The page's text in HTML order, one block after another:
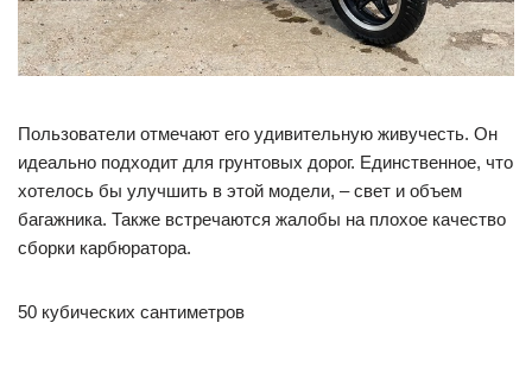
Пользователи отмечают его удивительную живучесть. Он
идеально подходит для грунтовых дорог. Единственное, что
хотелось бы улучшить в этой модели, – свет и объем
багажника. Также встречаются жалобы на плохое качество
сборки карбюратора.
50 кубических сантиметров